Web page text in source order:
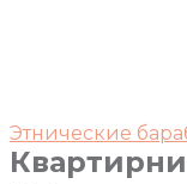
Этнические